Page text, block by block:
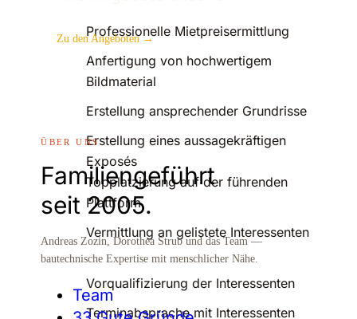
Zu den Angeboten →
ÜBER UNS
Familiengeführt
seit 2005.
Andreas Zozin, Dorothea Strub und das Team —
bautechnische Expertise mit menschlicher Nähe.
Team
Professionelle Mietpreisermittlung
Anfertigung von hochwertigem
Bildmaterial
Erstellung ansprechender Grundrisse
Erstellung eines aussagekräftigen
Exposés
Topplatzierung auf der führenden
Plattform
Vermittlung an gelistete Interessenten
Vorqualifizierung der Interessenten
Terminabsprache mit Interessenten